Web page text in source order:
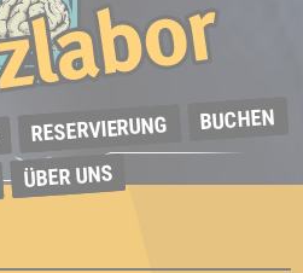
RESERVIERUNG BUCHEN
ÜBER UNS